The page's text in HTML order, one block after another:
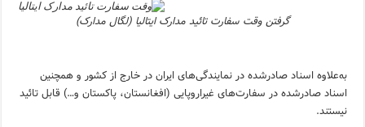
گرفتن وقت سفارت تائید مدارک ایتالیا (لگال مدارک)
به‌علاوه اسناد صادرشده در نمایندگی‌های ایران در خارج از کشور و همچنین
اسناد صادرشده در سفارت‌های غیراروپایی (افغانستان، پاکستان و…) قابل تائید
نیستند.